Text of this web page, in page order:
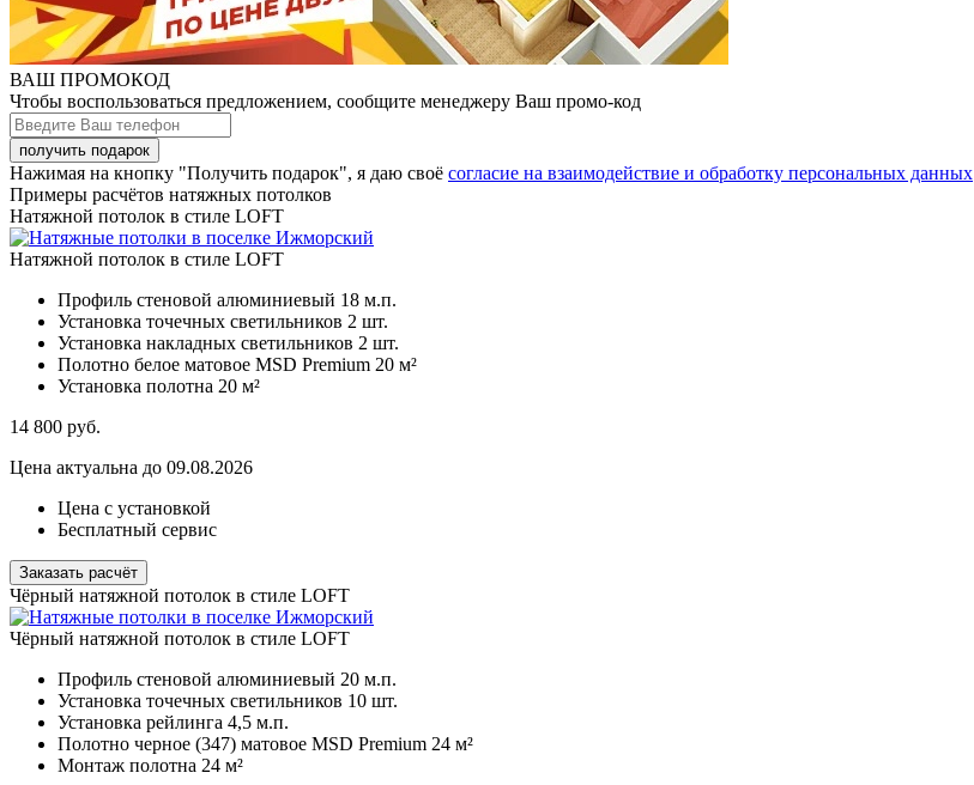
ВАШ ПРОМОКОД
Чтобы воспользоваться предложением, сообщите менеджеру Ваш промо-код
Нажимая на кнопку "Получить подарок", я даю своё согласие на взаимодействие и обработку персональных данных
Примеры расчётов натяжных потолков
Натяжной потолок в стиле LOFT
Натяжной потолок в стиле LOFT
Профиль стеновой алюминиевый 18 м.п.
Установка точечных светильников 2 шт.
Установка накладных светильников 2 шт.
Полотно белое матовое MSD Premium 20 м²
Установка полотна 20 м²
14 800 руб.
Цена актуальна до 09.08.2026
Цена с установкой
Бесплатный сервис
Заказать расчёт
Чёрный натяжной потолок в стиле LOFT
Чёрный натяжной потолок в стиле LOFT
Профиль стеновой алюминиевый 20 м.п.
Установка точечных светильников 10 шт.
Установка рейлинга 4,5 м.п.
Полотно черное (347) матовое MSD Premium 24 м²
Монтаж полотна 24 м²